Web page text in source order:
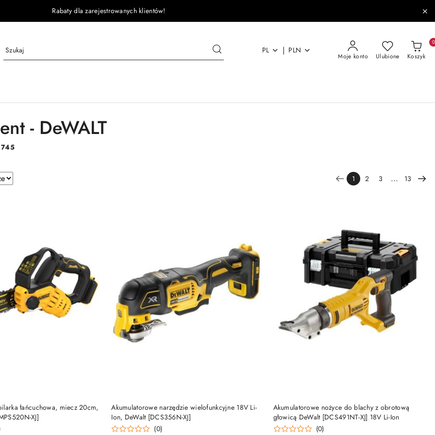
Rabaty dla zarejestrowanych klientów!
PL | PLN
Moje konto Ulubione Koszyk
0
- DeWALT
745
1 2 3 ... 13
łańcuchowa, miecz 20cm,
XJ]
DO KOSZYKA
Akumulatorowe narzędzie wielofunkcyjne 18V Li-
Ion, DeWalt [DCS356N-XJ]
(0)
DO KOSZYKA
Akumulatorowe nożyce do blachy z obrotową
głowicą DeWalt [DCS491NT-XJ] 18V Li-Ion
(0)
DO KOSZYKA